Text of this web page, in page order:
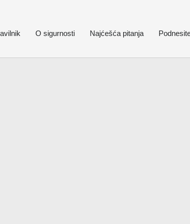
O sigurnosti Najćešća pitanja